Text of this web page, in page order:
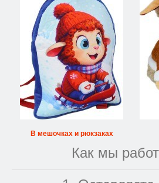
В мешочках и рюкзаках
Как мы